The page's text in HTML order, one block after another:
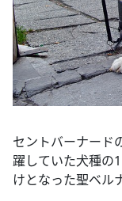
セントバーナード
躍していた犬種の
けとなった聖ベル